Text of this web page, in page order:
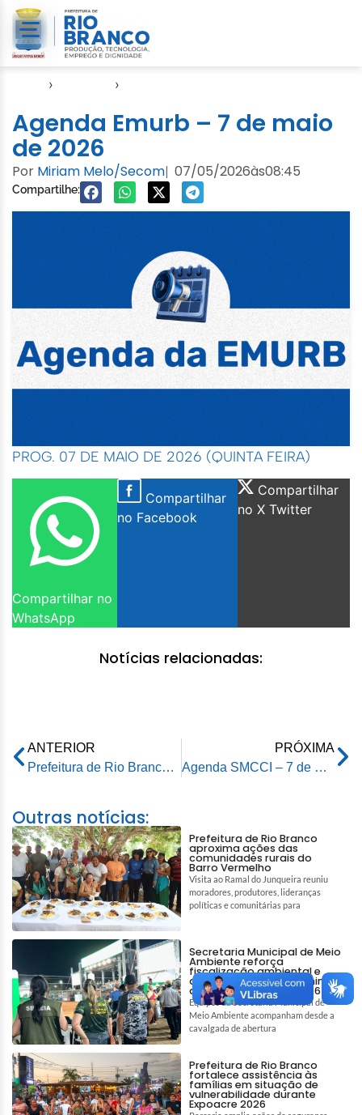
› ›
Agenda Emurb – 7 de maio
de 2026
Por Miriam Melo/Secom| 07/05/2026às08:45
Compartilhe:
PROG. 07 DE MAIO DE 2026 (QUINTA FEIRA)
Compartilhar no
WhatsApp
Compartilhar
no Facebook
Compartilhar
no X Twitter
Notícias relacionadas:
ANTERIOR
Prefeitura de Rio Branco entrega pavimentação no Bahia Velha e anuncia nova frente de trabalho na Rua 13 de Junho
PRÓXIMA
Agenda SMCCI – 7 de maio de 2026
Outras notícias:
Prefeitura de Rio Branco
aproxima ações das
comunidades rurais do
Barro Vermelho
Visita ao Ramal do Junqueira reuniu
moradores, produtores, lideranças
políticas e comunitárias para
Secretaria Municipal de Meio
Ambiente reforça
fiscalização ambiental e
ações de bem-estar animal
durante a Expoacre 2026
Equipes da Secretaria Municipal de
Meio Ambiente acompanham desde a
cavalgada de abertura
Prefeitura de Rio Branco
fortalece assistência às
famílias em situação de
vulnerabilidade durante
Expoacre 2026